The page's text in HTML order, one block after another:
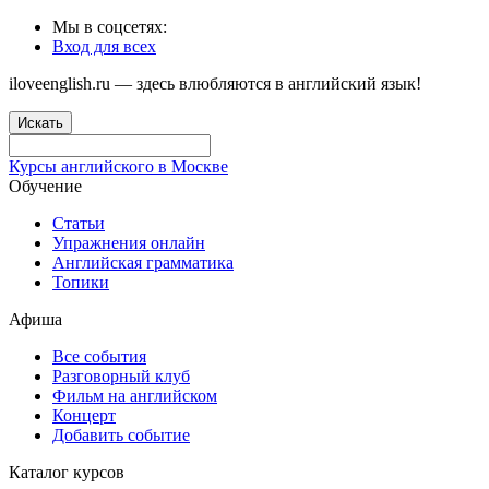
Мы в соцсетях:
Вход для всех
iloveenglish.ru — здесь влюбляются в английский язык!
Искать
Курсы английского в Москве
Обучение
Статьи
Упражнения онлайн
Английская грамматика
Топики
Афиша
Все события
Разговорный клуб
Фильм на английском
Концерт
Добавить событие
Каталог курсов